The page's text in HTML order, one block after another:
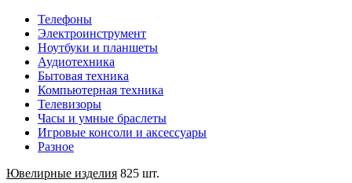
Телефоны
Электроинструмент
Ноутбуки и планшеты
Аудиотехника
Бытовая техника
Компьютерная техника
Телевизоры
Часы и умные браслеты
Игровые консоли и аксессуары
Разное
Ювелирные изделия 825 шт.